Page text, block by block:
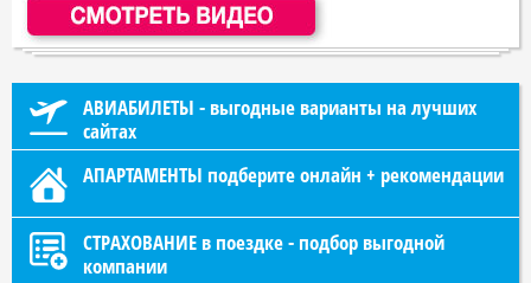
АВИАБИЛЕТЫ - выгодные варианты на лучших
сайтах
АПАРТАМЕНТЫ подберите онлайн + рекомендации
СТРАХОВАНИЕ в поездке - подбор выгодной
компании